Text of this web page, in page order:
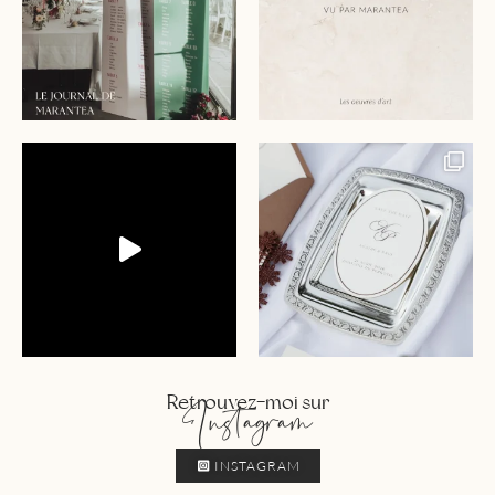
Retrouvez-moi sur
Instagram
INSTAGRAM